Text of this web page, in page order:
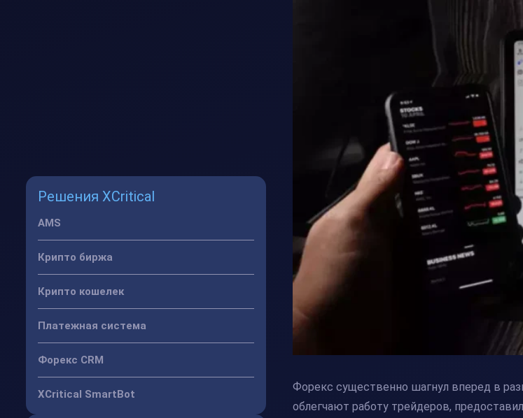
Решения XCritical
AMS
Крипто биржа
Крипто кошелек
Платежная система
Форекс CRM
XCritical SmartBot
Форекс существенно шагнул вперед в
облегчают работу трейдеров,